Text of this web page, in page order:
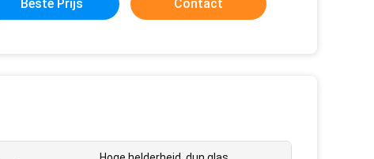
Beste Prijs Contact